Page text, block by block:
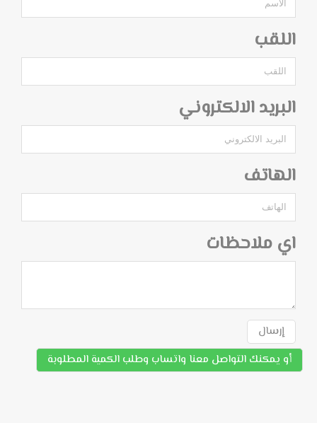
اللقب
البريد الالكتروني
الهاتف
اي ملاحظات
إرسال
أو يمكنك التواصل معنا واتساب وطلب الكمية المطلوبة